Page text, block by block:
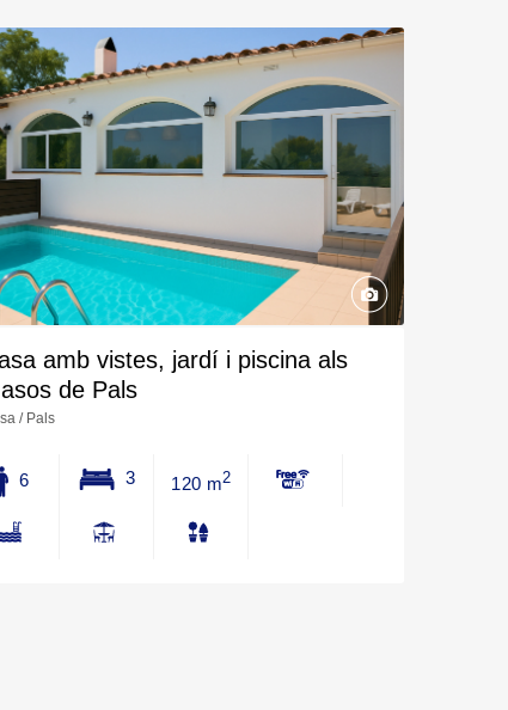
amb vistes, jardí i piscina als
de Pals
/ Pals
6 3 120 m2